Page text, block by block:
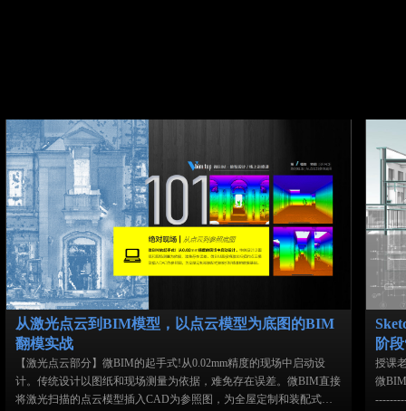
从激光点云到BIM模型，以点云模型为底图的BIM
翻模实战
【激光点云部分】微BIM的起手式!从0.02mm精度的现场中启动设
计。传统设计以图纸和现场测量为依据，难免存在误差。微BIM直接
将激光扫描的点云模型插入CAD为参照图，为全屋定制和装配式装
阶
授课
微